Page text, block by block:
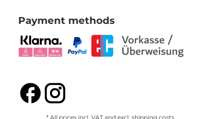
Payment methods
* All prices incl. VAT and excl. shipping costs